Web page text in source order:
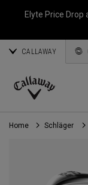
Elyte Price Drop
CALLAWAY
Callaway
Golf
Home Schläger